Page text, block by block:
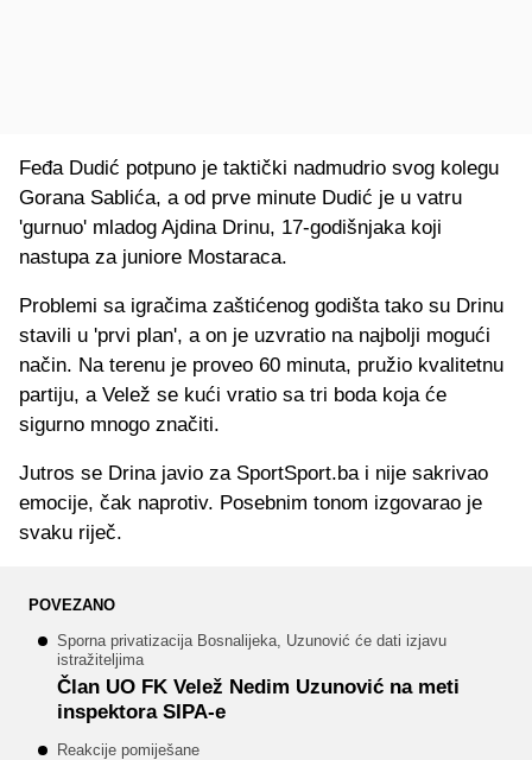
Feđa Dudić potpuno je taktički nadmudrio svog kolegu
Gorana Sablića, a od prve minute Dudić je u vatru
'gurnuo' mladog Ajdina Drinu, 17-godišnjaka koji
nastupa za juniore Mostaraca.
Problemi sa igračima zaštićenog godišta tako su Drinu
stavili u 'prvi plan', a on je uzvratio na najbolji mogući
način. Na terenu je proveo 60 minuta, pružio kvalitetnu
partiju, a Velež se kući vratio sa tri boda koja će
sigurno mnogo značiti.
Jutros se Drina javio za SportSport.ba i nije sakrivao
emocije, čak naprotiv. Posebnim tonom izgovarao je
svaku riječ.
POVEZANO
Sporna privatizacija Bosnalijeka, Uzunović će dati izjavu
istražiteljima
Član UO FK Velež Nedim Uzunović na meti
inspektora SIPA-e
Reakcije pomiješane